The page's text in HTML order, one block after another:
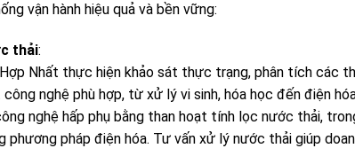
vận hành hiệu quả và bền vững:
thải:
Nhất thực hiện khảo sát thực trạng, phân tích các
nghệ phù hợp, từ xử lý vi sinh, hóa học đến điện
nghệ hấp phụ bằng than hoạt tính lọc nước thải,
phương pháp điện hóa. Tư vấn xử lý nước thải giúp